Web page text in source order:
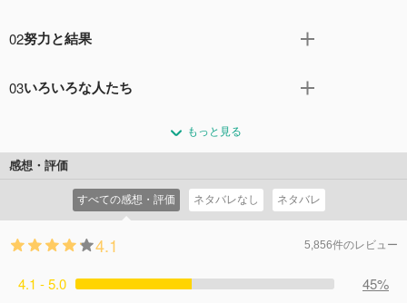
さ｣、｢高良みゆき｣と、今日も、いつものゆるゆる談義。
ろうね・・・｣。そういえば、どっちが頭なんだろう
02努力と結果
る。｢柊かがみ｣は前者で、妹の｢柊つかさ｣は、後者であ
堂々と言ってのける｢泉こなた｣という子もいる。
コメント4件拍手11回
03いろいろな人たち
いえば、｢柊かがみ｣と｢柊つかさ｣は双子だけれどもどっち
なんだろうか。｢柊かがみ｣はてきぱきした性格で、｢柊つ
ろうか・・・。
コメント2件拍手11回
もっと見る
感想・評価
すべての感想・評価 ネタバレなし ネタバレ
4.1 5,856件のレビュー
4.1 - 5.0
45%